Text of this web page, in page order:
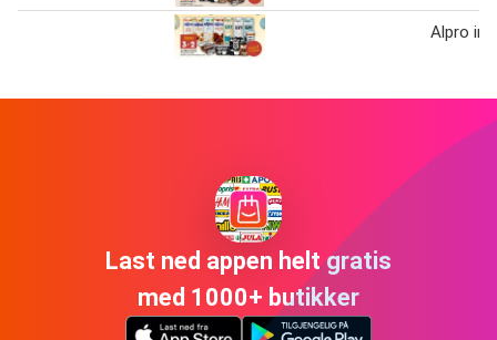
Alpro
Last ned appen helt gratis
med 1000+ butikker